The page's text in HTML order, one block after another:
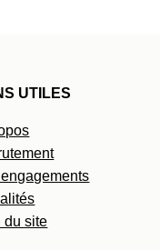
UTILES
du site